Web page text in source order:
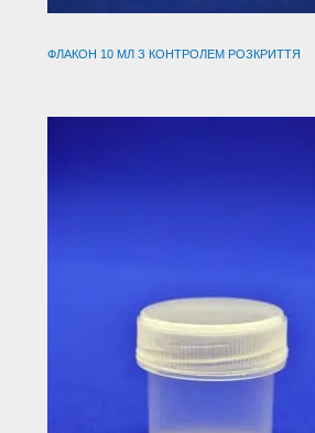
ФЛАКОН 10 МЛ З КОНТРОЛЕМ РОЗКРИТТЯ